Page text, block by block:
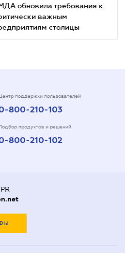
обновила требования к
важным
столицы
поддержки пользователей
800-210-103
продуктов и решений
800-210-102